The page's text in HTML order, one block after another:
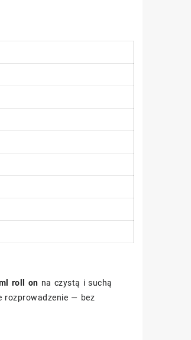
roll on na czystą i suchą
rozprowadzenie — bez